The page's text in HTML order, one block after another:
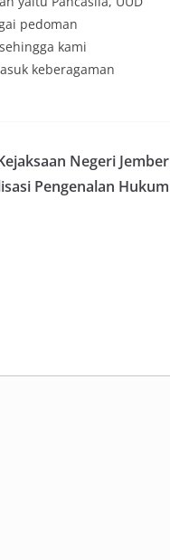
pedoman
kami
keberagaman
Negeri Jember
Pengenalan Hukum